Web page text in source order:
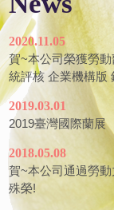
2020.11.05
賀~本公司榮獲勞
統評核 企業機構版
2019.03.01
2019臺灣國際蘭展
2018.05.08
賀~本公司通過勞
殊榮!